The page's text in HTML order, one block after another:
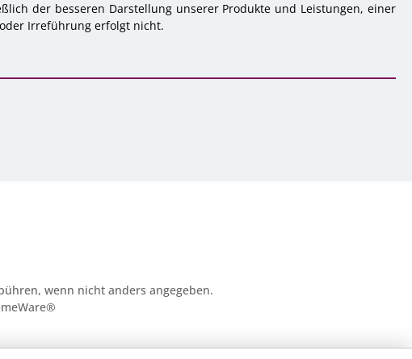
der besseren Darstellung unserer Produkte und Leistungen, einer
Irreführung erfolgt nicht.
wenn nicht anders angegeben.